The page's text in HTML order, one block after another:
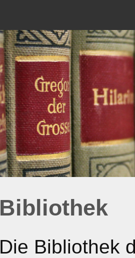
Bibliothek
Die Bibliothek